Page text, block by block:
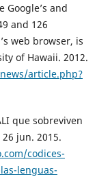
Google’s and
and 126
web browser, is
of Hawaii. 2012.
article.php?
que sobreviven
jun. 2015.
codices-
lenguas-